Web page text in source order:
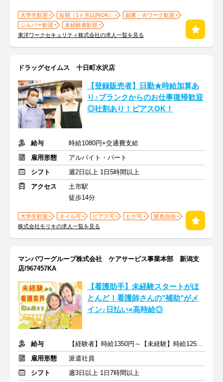
大学生歓迎 短期（1ヶ月以内OK）
副業・Ｗワーク歓迎
シルバー歓迎
未経験者歓迎
東洋ワークセキュリティ株式会社の求人一覧を見る
ドラッグセイムス 十日町水沢店
【登録販売者】日勤★時給加算あ
り♪ブランクからのお仕事復帰歓迎
◎社割あり！ピアスOK！
給与
時給1080円+交通費支給
雇用形態
アルバイト・パート
シフト
週2日以上 1日5時間以上
アクセス
土市駅
徒歩14分
大学生歓迎 ネイル可 ピアス可 ヒゲ可
髪色自由
株式会社モリキの求人一覧を見る
マンパワーグループ株式会社 ケアサービス事業本部 新潟支
店/967457KA
【看護助手】未経験スタートがほ
とんど！看護師さんの"補助"がメ
イン♪日払い×高時給◎
給与
【経験者】時給1350円～【未経験】時給1250円～ ※交通費全額
雇用形態
派遣社員
シフト
週3日以上 1日7時間以上